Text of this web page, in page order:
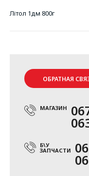
Літол 1дм 800г
ОБРАТНАЯ
МАГАЗИН
Б\У
ЗАПЧАСТИ